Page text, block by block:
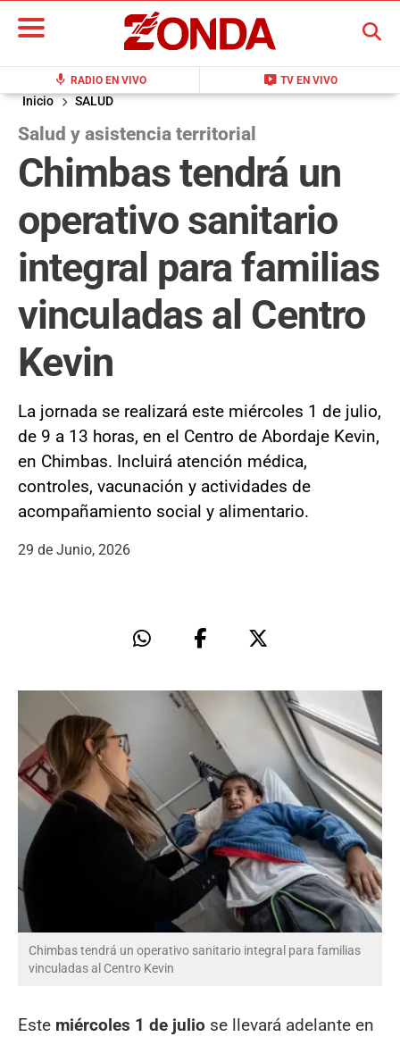
mic RADIO EN VIVO live_tv TV EN VIVO
BUSCAR
Inicio SALUD
Salud y asistencia territorial
Chimbas tendrá un
operativo sanitario
integral para familias
vinculadas al Centro
Kevin
La jornada se realizará este miércoles 1 de julio,
de 9 a 13 horas, en el Centro de Abordaje Kevin,
en Chimbas. Incluirá atención médica,
controles, vacunación y actividades de
acompañamiento social y alimentario.
29 de Junio, 2026
Chimbas tendrá un operativo sanitario integral para familias
vinculadas al Centro Kevin
Este miércoles 1 de julio se llevará adelante en